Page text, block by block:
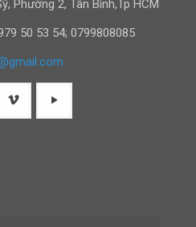
Phường 2, Tân Bình,Tp HCM
50 53 54; 0799808085